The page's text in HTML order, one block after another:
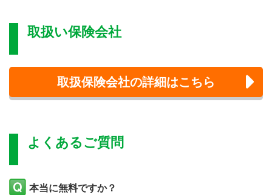
取扱い保険会社
取扱保険会社の詳細はこちら
よくあるご質問
本当に無料ですか？